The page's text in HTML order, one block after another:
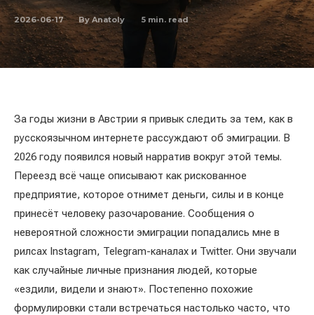
2026-06-17 By Anatoly 5 min. read
За годы жизни в Австрии я привык следить за тем, как в
русскоязычном интернете рассуждают об эмиграции. В
2026 году появился новый нарратив вокруг этой темы.
Переезд всё чаще описывают как рискованное
предприятие, которое отнимет деньги, силы и в конце
принесёт человеку разочарование. Сообщения о
невероятной сложности эмиграции попадались мне в
рилсах Instagram, Telegram-каналах и Twitter. Они звучали
как случайные личные признания людей, которые
«ездили, видели и знают». Постепенно похожие
формулировки стали встречаться настолько часто, что